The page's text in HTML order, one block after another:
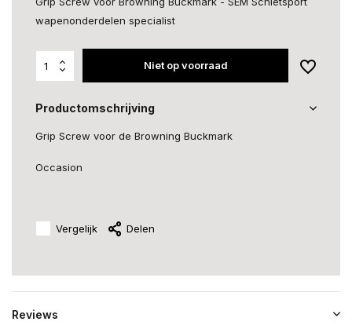
wapenonderdelen specialist
Niet op voorraad
Productomschrijving
Grip Screw voor de Browning Buckmark
Occasion
Vergelijk Delen
Reviews